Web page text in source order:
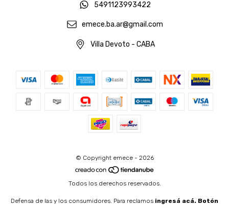
5491123993422
emece.ba.ar@gmail.com
Villa Devoto - CABA
© Copyright emece - 2026
Todos los derechos reservados.
Defensa de las y los consumidores. Para reclamos ingresá acá. Botón